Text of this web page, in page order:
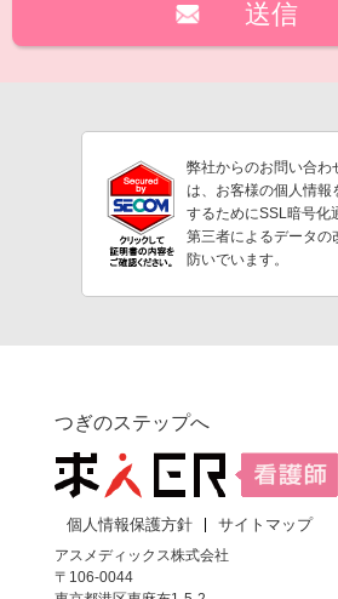
弊社からのお問い合わ
は、お客様の個人情報
するためにSSL暗号化
第三者によるデータの
防いでいます。
つぎのステップへ
個人情報保護方針
サイトマップ
アスメディックス株式会社
〒106-0044